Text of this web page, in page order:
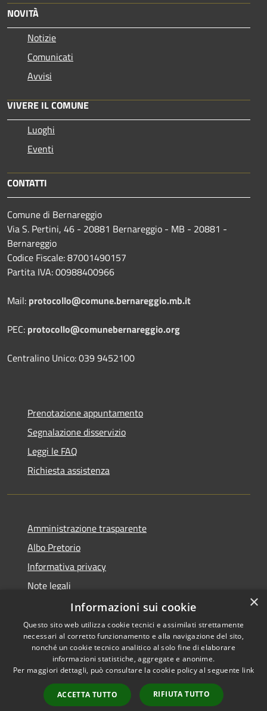
NOVITÀ
Notizie
Comunicati
Avvisi
VIVERE IL COMUNE
Luoghi
Eventi
CONTATTI
Comune di Bernareggio
Via S. Pertini, 46 - 20881 Bernareggio - MB - 20881 -
Bernareggio
Codice Fiscale: 87001490157
Partita IVA: 00988400966
Mail: protocollo@comune.bernareggio.mb.it
PEC: protocollo@comunebernareggio.org
Centralino Unico: 039 9452100
Prenotazione appuntamento
Segnalazione disservizio
Leggi le FAQ
Richiesta assistenza
Amministrazione trasparente
Albo Pretorio
Informativa privacy
Note legali
Dichiarazione di accessibilità
RSS
Accessibilità
Copyright © 2026 • Comune di
Bernareggio • Powered by
Municipium•
Accesso
×
Informazioni sui cookie
Questo sito web utilizza cookie tecnici e assimilati strettamente
necessari al corretto funzionamento e alla navigazione del sito,
nonché un cookie tecnico analitico al solo fine di elaborare
informazioni statistiche, aggregate e anonime.
Per maggiori dettagli, può consultare la cookie policy al seguente link
ACCETTA TUTTO RIFIUTA TUTTO